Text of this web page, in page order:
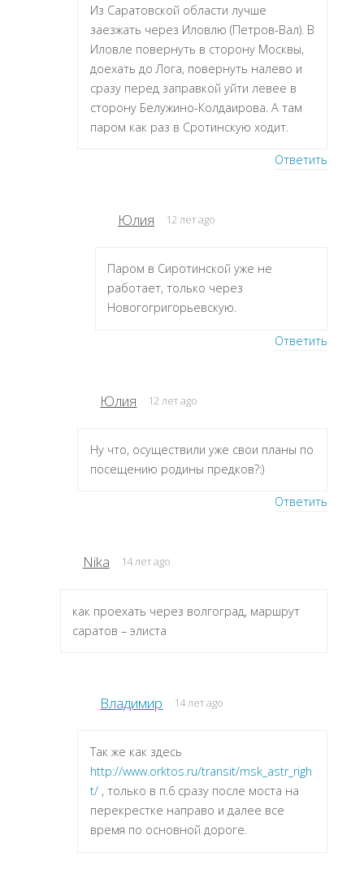
Из Саратовской области лучше
заезжать через Иловлю (Петров-Вал). В
Иловле повернуть в сторону Москвы,
доехать до Лога, повернуть налево и
сразу перед заправкой уйти левее в
сторону Белужино-Колдаирова. А там
паром как раз в Сротинскую ходит.
Ответить
Юлия 12 лет ago
Паром в Сиротинской уже не
работает, только через
Новогогригорьевскую.
Ответить
Юлия 12 лет ago
Ну что, осуществили уже свои планы по
посещению родины предков?:)
Ответить
Nika 14 лет ago
как проехать через волгоград, маршрут
саратов – элиста
Владимир 14 лет ago
Так же как здесь
http://www.orktos.ru/transit/msk_astr_righ
t/, только в п.6 сразу после моста на
перекрестке направо и далее все
время по основной дороге.